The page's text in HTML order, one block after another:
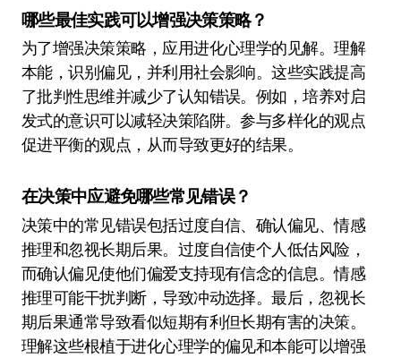
哪些最佳实践可以增强决策策略？
为了增强决策策略，应用进化心理学的见解。理解
本能，识别偏见，并利用社会影响。这些实践提高
了批判性思维并减少了认知错误。例如，培养对启
发式的意识可以减轻决策陷阱。参与多样化的观点
促进平衡的观点，从而导致更好的结果。
在决策中应避免哪些常见错误？
决策中的常见错误包括过度自信、确认偏见、情感
推理和忽视长期后果。过度自信使个人低估风险，
而确认偏见使他们偏爱支持现有信念的信息。情感
推理可能干扰判断，导致冲动选择。最后，忽视长
期后果通常导致看似短期有利但长期有害的决策。
理解这些根植于进化心理学的偏见和本能可以增强